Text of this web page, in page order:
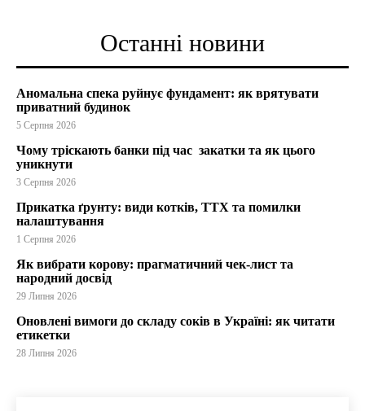
Останні новини
Аномальна спека руйнує фундамент: як врятувати
приватний будинок
5 Серпня 2026
Чому тріскають банки під час закатки та як цього
уникнути
3 Серпня 2026
Прикатка ґрунту: види котків, ТТХ та помилки
налаштування
1 Серпня 2026
Як вибрати корову: прагматичний чек-лист та
народний досвід
29 Липня 2026
Оновлені вимоги до складу соків в Україні: як читати
етикетки
28 Липня 2026